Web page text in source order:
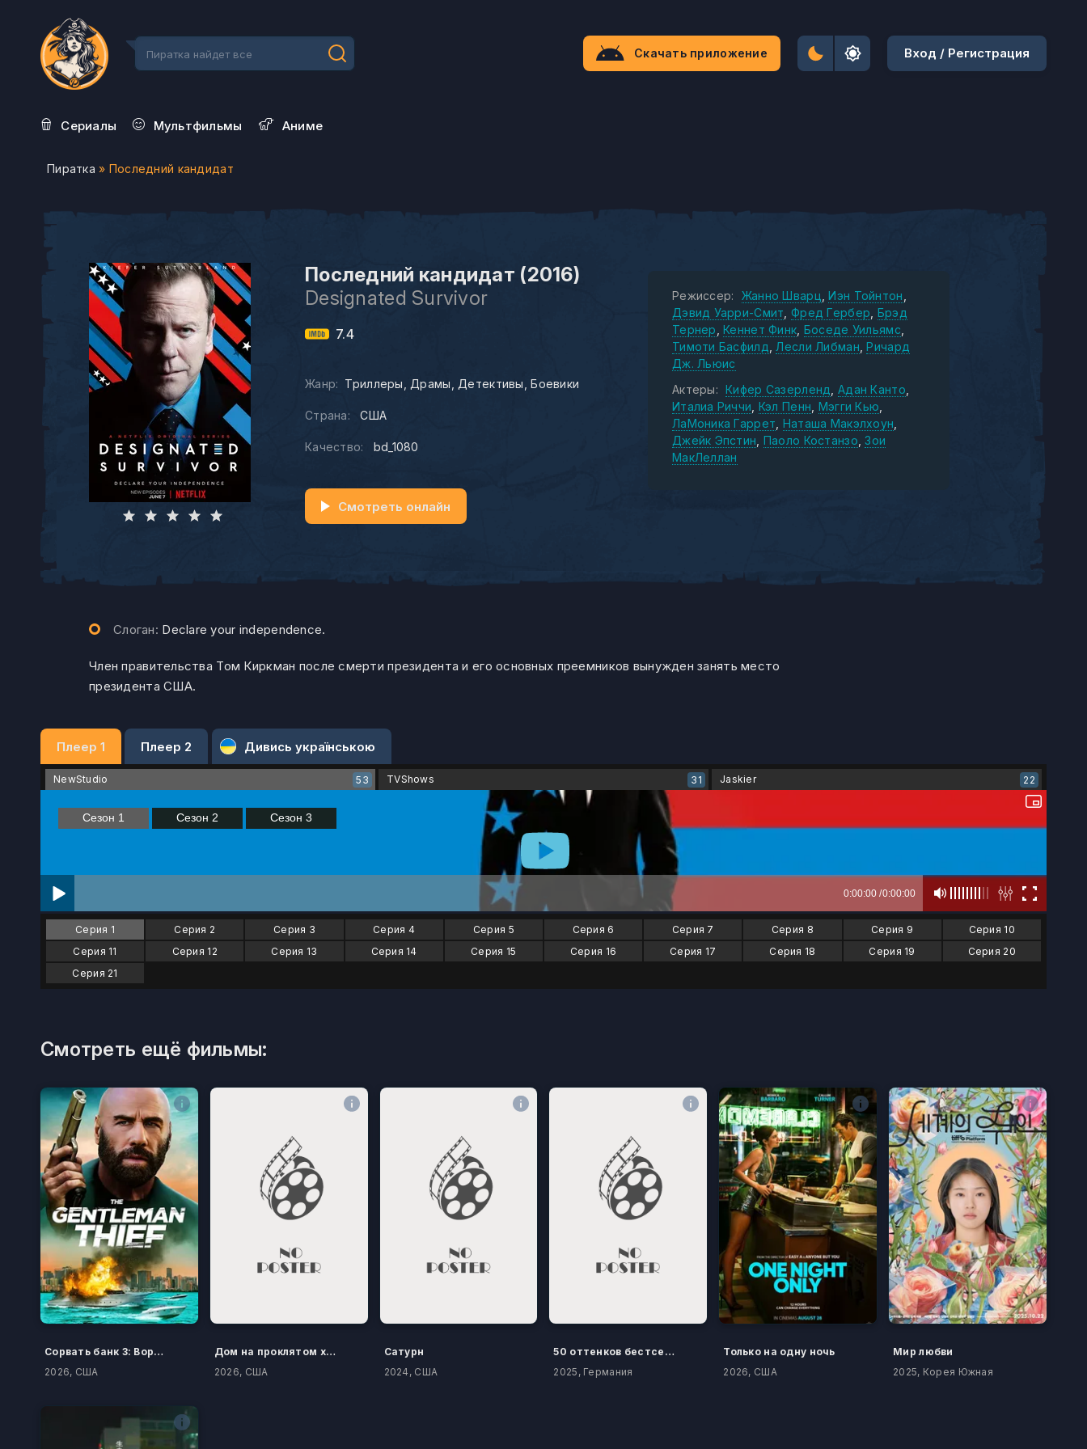
Скачать приложение Вход / Регистрация
Сериалы Мультфильмы Aниме
Пиратка » Последний кандидат
Последний кандидат (2016)
Designated Survivor
7.4
Жанр: Триллеры Драмы Детективы Боевики
Страна: США
Качество: bd_1080
Смотреть онлайн
Режиссер: Жанно Шварц Иэн Тойнтон
Дэвид Уарри-Смит
Фред Гербер Брэд
Тернер
Кеннет Финк Боседе Уильямс
Тимоти Басфилд
Лесли Либман Ричард
Дж. Льюис
Актеры:
Кифер Сазерленд
Адан Канто
Италиа Риччи Кэл Пенн Мэгги Кью
ЛаМоника Гаррет Наташа Макэлхоун
Джейк Эпстин Паоло Костанзо Зои
МакЛеллан
Слоган: Declare your independence.
Член правительства Том Киркман после смерти президента и его основных преемников вынужден занять место
президента США.
Плеер 1 Плеер 2 Дивись українською
NewStudio 53 TVShows 31 Jaskier 22
Серия 1 Серия 2 Серия 3 Серия 4 Серия 5 Серия 6 Серия 7 Серия 8 Серия 9
Серия 10
Серия 11
Серия 12 Серия 13 Серия 14 Серия 15 Серия 16 Серия 17 Серия 18 Серия 19
Серия 20
Серия 21
Смотреть ещё фильмы:
Сорвать банк 3: Вор-джентльмен
2026, США
Дом на проклятом холме
2026, США
Сатурн
2024, США
50 оттенков бестселлера
2025, Германия
Только на одну ночь
2026, США
Мир любви
2025, Корея Южная